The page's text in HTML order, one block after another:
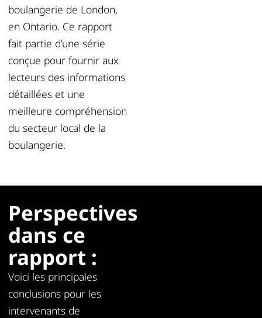
boulangerie de London,
en Ontario. Ce rapport
fait partie d’une série
conçue pour fournir aux
lecteurs des informations
détaillées et une
meilleure compréhension
du secteur local de la
boulangerie.
Perspectives
dans ce
rapport :
Voici les principales
conclusions pour les
intervenants de